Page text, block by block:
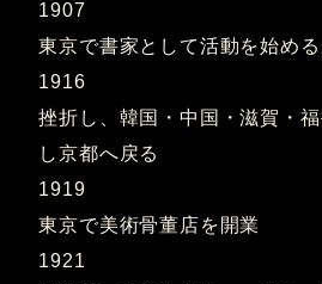
1907
東京で書家として活動を始め
1916
挫折し、韓国・中国・滋賀・
し京都へ戻る
1919
東京で美術骨董店を開業
1921